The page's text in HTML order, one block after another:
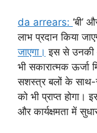
da arrears: ‘बी’
लाभ प्रदान किया
जाएगा। इस से उनकी
भी सकारात्मक ऊर्जा
सशस्त्र बलों के साथ-
को भी प्राप्त होगा।
और कार्यक्षमता में